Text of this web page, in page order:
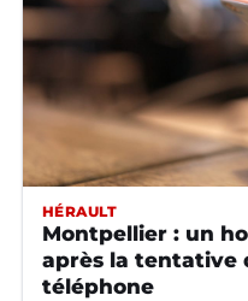
HÉRAULT
Montpellier : un
après la tentative
téléphone